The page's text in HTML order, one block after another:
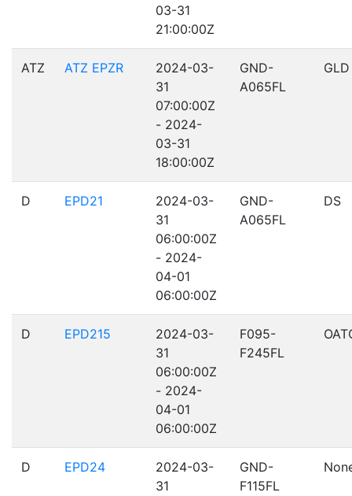
03-31
21:00:00Z
ATZ ATZ EPZR
2024-03-
31
07:00:00Z
- 2024-
03-31
18:00:00Z
GND-
A065FL
GLD
D EPD21
2024-03-
31
06:00:00Z
- 2024-
04-01
06:00:00Z
GND-
A065FL
DS
D EPD215
2024-03-
31
06:00:00Z
- 2024-
04-01
06:00:00Z
F095-
F245FL
D EPD24
2024-03-
31
GND-
F115FL